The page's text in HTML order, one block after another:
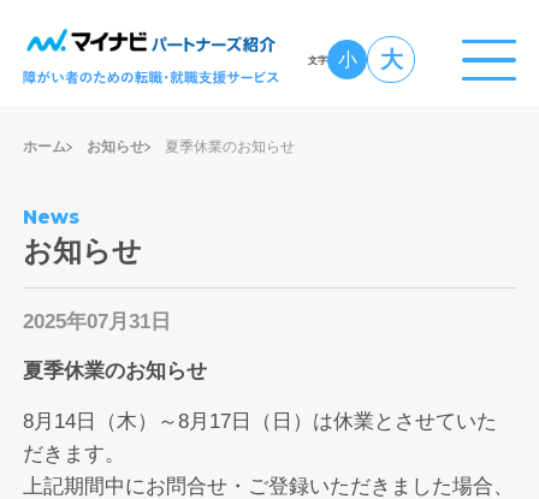
文字 小 大
ホーム お知らせ 夏季休業のお知らせ
News
お知らせ
2025年07月31日
夏季休業のお知らせ
8月14日（木）～8月17日（日）は休業とさせていた
だきます。
上記期間中にお問合せ・ご登録いただきました場合、